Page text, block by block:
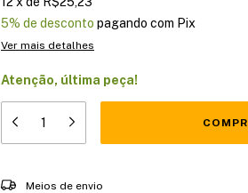
5% de desconto pagando com Pix
Ver mais detalhes
Atenção, última peça!
Entregas para o CEP:
Meios de envio